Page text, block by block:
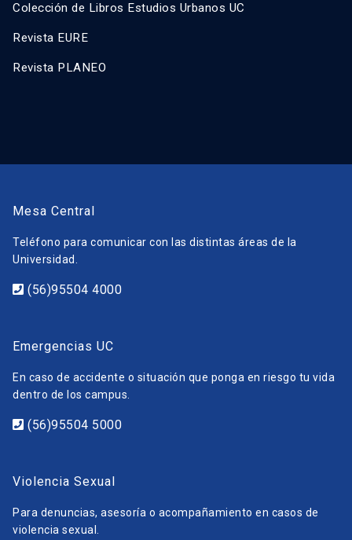
Colección de Libros Estudios Urbanos UC
Revista EURE
Revista PLANEO
Mesa Central
Teléfono para comunicar con las distintas áreas de la
Universidad.
(56)95504 4000
Emergencias UC
En caso de accidente o situación que ponga en riesgo tu vida
dentro de los campus.
(56)95504 5000
Violencia Sexual
Para denuncias, asesoría o acompañamiento en casos de
violencia sexual.